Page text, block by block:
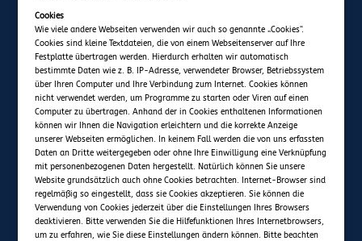
Cookies
Wie viele andere Webseiten verwenden wir auch so genannte „Cookies“.
Cookies sind kleine Textdateien, die von einem Webseitenserver auf Ihre
Festplatte übertragen werden. Hierdurch erhalten wir automatisch
bestimmte Daten wie z. B. IP-Adresse, verwendeter Browser, Betriebssystem
über Ihren Computer und Ihre Verbindung zum Internet. Cookies können
nicht verwendet werden, um Programme zu starten oder Viren auf einen
Computer zu übertragen. Anhand der in Cookies enthaltenen Informationen
können wir Ihnen die Navigation erleichtern und die korrekte Anzeige
unserer Webseiten ermöglichen. In keinem Fall werden die von uns erfassten
Daten an Dritte weitergegeben oder ohne Ihre Einwilligung eine Verknüpfung
mit personenbezogenen Daten hergestellt. Natürlich können Sie unsere
Website grundsätzlich auch ohne Cookies betrachten. Internet-Browser sind
regelmäßig so eingestellt, dass sie Cookies akzeptieren. Sie können die
Verwendung von Cookies jederzeit über die Einstellungen Ihres Browsers
deaktivieren. Bitte verwenden Sie die Hilfefunktionen Ihres Internetbrowsers,
um zu erfahren, wie Sie diese Einstellungen ändern können. Bitte beachten